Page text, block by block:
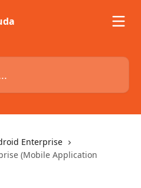
Enterprise
(Mobile Application